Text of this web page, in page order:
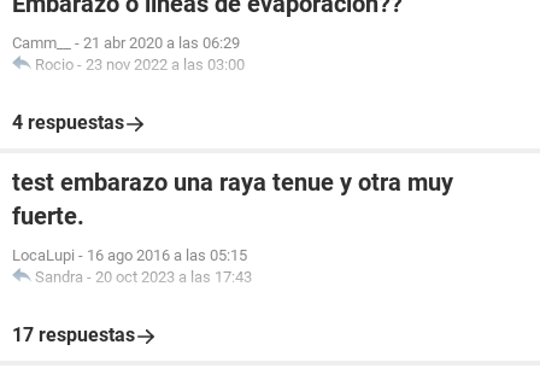
Camm__ - 21 abr 2020 a las 06:29
Rocio - 23 nov 2022 a las 03:00
4 respuestas
test embarazo una raya tenue y otra muy
fuerte.
LocaLupi - 16 ago 2016 a las 05:15
Sandra - 20 oct 2023 a las 17:43
17 respuestas